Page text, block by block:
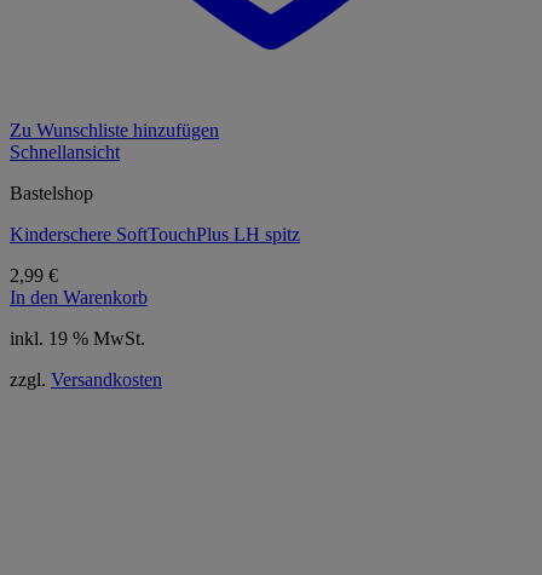
Zu Wunschliste hinzufügen
Schnellansicht
Bastelshop
Kinderschere SoftTouchPlus LH spitz
2,99 €
In den Warenkorb
inkl. 19 % MwSt.
zzgl. Versandkosten